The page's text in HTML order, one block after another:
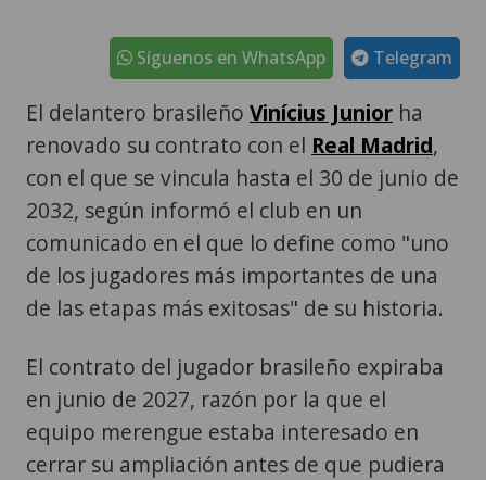
Telegram
Síguenos en WhatsApp
El delantero brasileño Vinícius Junior ha
renovado su contrato con el Real Madrid,
con el que se vincula hasta el 30 de junio de
2032, según informó el club en un
comunicado en el que lo define como "uno
de los jugadores más importantes de una
de las etapas más exitosas" de su historia.
El contrato del jugador brasileño expiraba
en junio de 2027, razón por la que el
equipo merengue estaba interesado en
cerrar su ampliación antes de que pudiera